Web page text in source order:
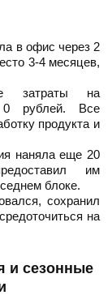
в офис через 2
3-4 месяцев,
затраты на
0 рублей. Все
продукта и
наняла еще 20
им
блоке.
сохранил
на
и сезонные